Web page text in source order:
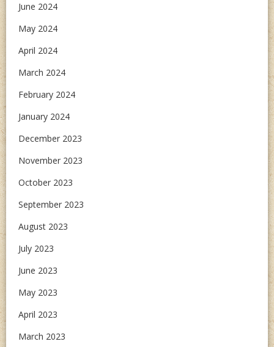
June 2024
May 2024
April 2024
March 2024
February 2024
January 2024
December 2023
November 2023
October 2023
September 2023
August 2023
July 2023
June 2023
May 2023
April 2023
March 2023